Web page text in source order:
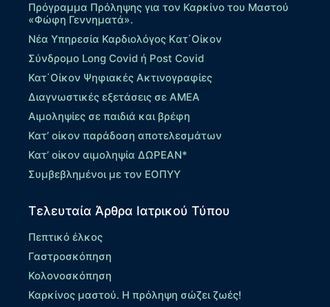
Πρόγραμμα Πρόληψης για τον Καρκίνο του Μαστού
«Φώφη Γεννηματά».
Νέα Υπηρεσία Καρδιολόγος Kατ΄Οίκον
Σύνδρομο Long Covid ή Post Covid
Κατ΄Οίκον Ψηφιακές Ακτινογραφίες
Διαγνωστικές εξετάσεις σε ΑΜΕΑ
Αιμοληψίες σε παιδιά και βρέφη
Κατ’ οίκον παράδοση αποτελεσμάτων
Κατ’ οίκον αιμοληψία ΔΩΡΕΑΝ*
Συμβεβλημένοι με τον ΕΟΠΥΥ
Τελευταία Άρθρα Ιατρικού Τύπου
Πεπτικό έλκος
Γαστροσκόπηση
Κολονοσκόπηση
Καρκίνος μαστού. Η πρόληψη σώζει ζωές!